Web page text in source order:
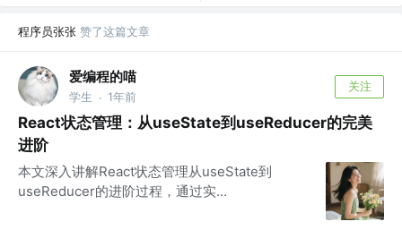
程序员张张 赞了这篇文章
爱编程的喵
学生 · 1年前
关注
React状态管理：从useState到useReducer的完美
进阶
本文深入讲解React状态管理从useState到
useReducer的进阶过程，通过实...